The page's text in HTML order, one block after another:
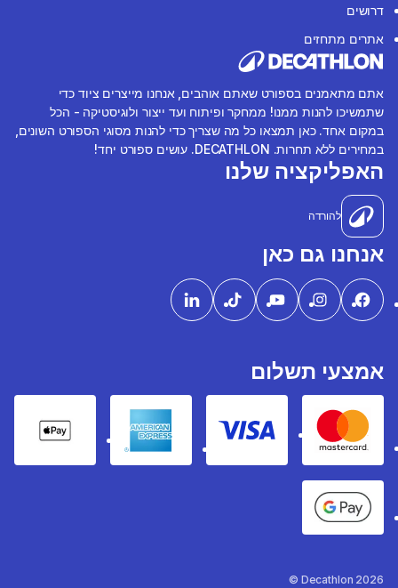
דרושים
אתרים מתחזים
אתם מתאמנים בספורט שאתם אוהבים, אנחנו מייצרים ציוד כדי
שתמשיכו להנות ממנו! ממחקר ופיתוח ועד ייצור ולוגיסטיקה - הכל
במקום אחד. כאן תמצאו כל מה שצריך כדי להנות מסוגי הספורט השונים,
במחירים ללא תחרות. DECATHLON. עושים ספורט יחד!
האפליקציה שלנו
להורדה
אנחנו גם כאן
אמצעי תשלום
Mastercard
Visa
American express
Pay
Google Pay
Decathlon 2026 ©